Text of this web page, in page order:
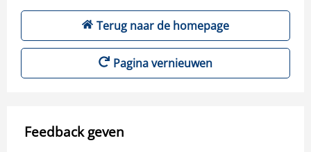
Terug naar de homepage
Pagina vernieuwen
Feedback geven